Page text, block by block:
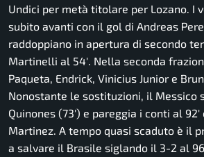
Undici per metà titolare per Lozano. I
subito avanti con il gol di Andreas
raddoppiano in apertura di secondo
Martinelli al 54′. Nella seconda
Paqueta, Endrick, Vinicius Junior e
Nonostante le sostituzioni, il Messico
Quinones (73′) e pareggia i conti al
Martinez. A tempo quasi scaduto è il
a salvare il Brasile siglando il 3-2 al